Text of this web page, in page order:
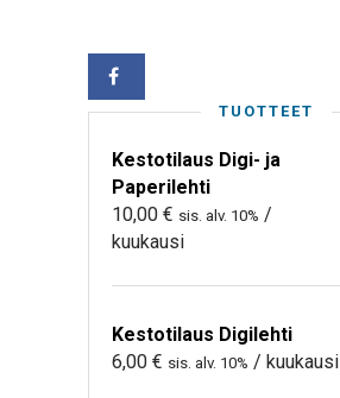
TUOTTEET
Kestotilaus Digi- ja
Paperilehti
10,00 € sis. alv. 10% /
kuukausi
Kestotilaus Digilehti
6,00 € sis. alv. 10% / kuukausi